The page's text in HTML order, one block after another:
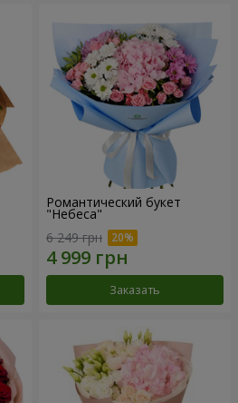
Романтический букет
"Небеса"
6 249 грн
Заказать